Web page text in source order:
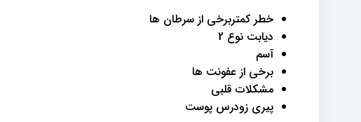
خطر کمتربرخی از سرطان ها
دیابت نوع 2
آسم
برخی از عفونت ها
مشکلات قلبی
پیری زودرس پوست